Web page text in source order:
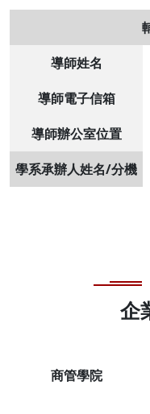
導師姓名
導師電子信箱
導師辦公室位置
學系承辦人姓名/分機
企
商管學院